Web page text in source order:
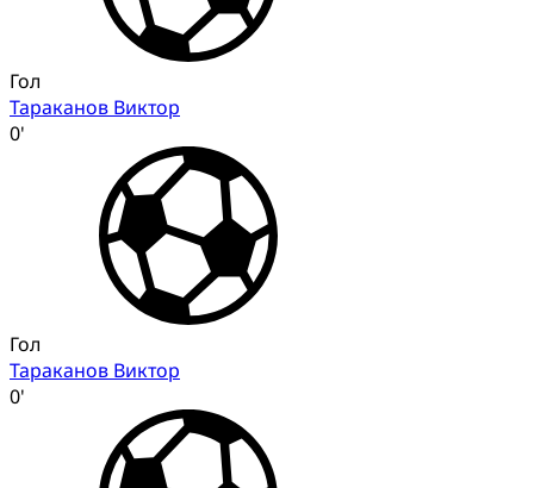
Гол
Тараканов Виктор
0'
Гол
Тараканов Виктор
0'